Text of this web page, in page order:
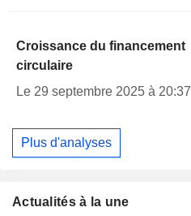
Croissance du financement
circulaire
Le 29 septembre 2025 à 20:37
Plus d'analyses
Actualités à la une